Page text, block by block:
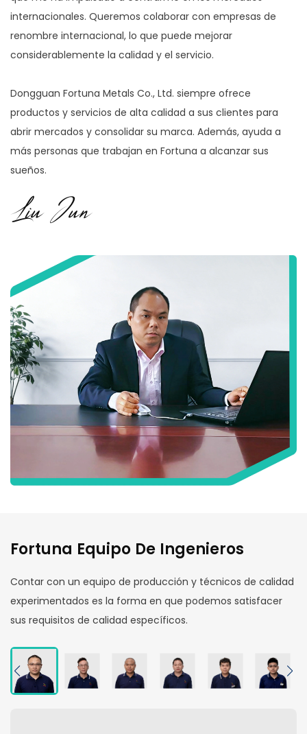
internacionales. Queremos colaborar con empresas de
renombre internacional, lo que puede mejorar
considerablemente la calidad y el servicio.
Dongguan Fortuna Metals Co., Ltd. siempre ofrece
productos y servicios de alta calidad a sus clientes para
abrir mercados y consolidar su marca. Además, ayuda a
más personas que trabajan en Fortuna a alcanzar sus
sueños.
Liu Jun
Fortuna Equipo De Ingenieros
Contar con un equipo de producción y técnicos de calidad
experimentados es la forma en que podemos satisfacer
sus requisitos de calidad específicos.